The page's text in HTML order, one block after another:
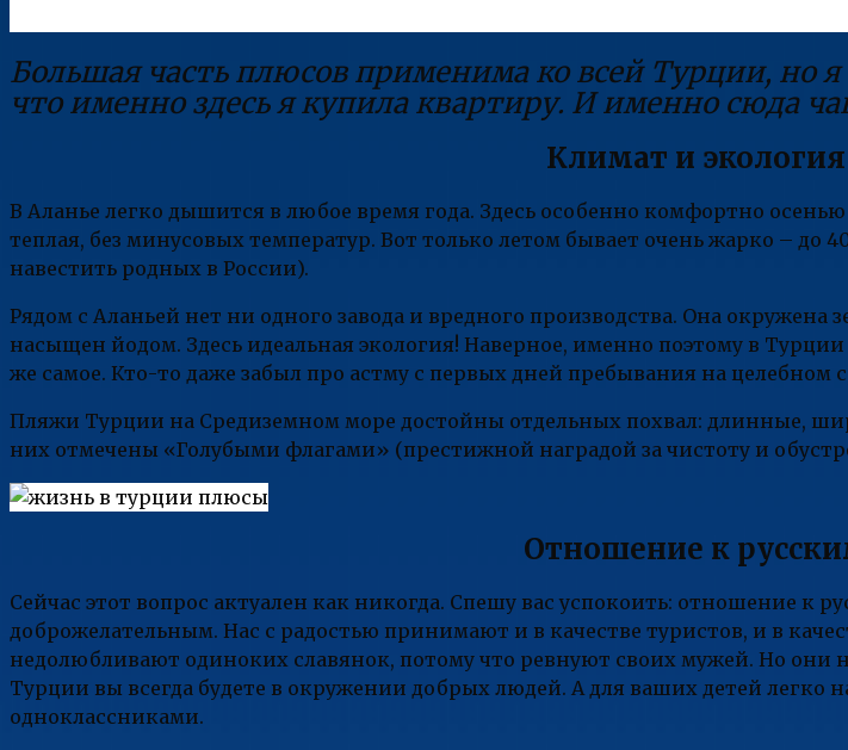
Большая часть плюсов применима ко всей Турции, но я
что именно здесь я купила квартиру. И именно сюда
Климат и экология
В Аланье легко дышится в любое время года. Здесь особенно комфортно
теплая, без минусовых температур. Вот только летом бывает очень жарко – до
навестить родных в России).
Рядом с Аланьей нет ни одного завода и вредного производства. Она
насыщен йодом. Здесь идеальная экология! Наверное, именно поэтому в
же самое. Кто-то даже забыл про астму с первых дней пребывания на целебном
Пляжи Турции на Средиземном море достойны отдельных похвал: длинные,
них отмечены «Голубыми флагами» (престижной наградой за чистоту и
Отношение к
Сейчас этот вопрос актуален как никогда. Спешу вас успокоить: отношение к
доброжелательным. Нас с радостью принимают и в качестве туристов, и в
недолюбливают одиноких славянок, потому что ревнуют своих мужей. Но они
Турции вы всегда будете в окружении добрых людей. А для ваших детей легко
одноклассниками.